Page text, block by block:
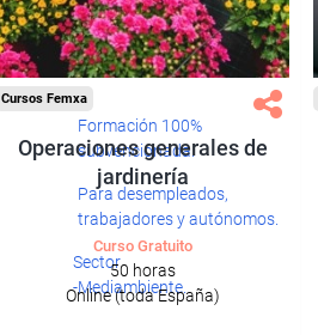
Formación 100%
subvencionada.
Para desempleados,
trabajadores y autónomos.
Sector
-Mediambiente.
Cursos Femxa
Operaciones generales de
jardinería
Curso Gratuito
50 horas
Online (toda España)